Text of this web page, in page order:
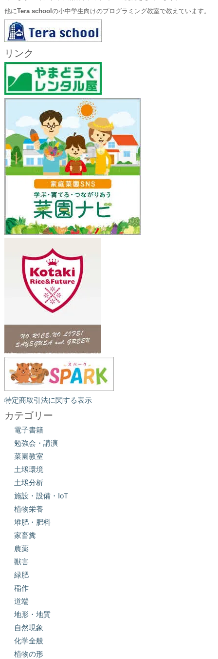
他にTera school の小中学生向けのプログラミング教室で教えています。
リンク
特定商取引法に関する表示
カテゴリー
電子書籍
勉強会・講演
菜園教室
土壌環境
土壌分析
施設・設備・IoT
植物栄養
堆肥・肥料
家畜糞
農薬
獣害
緑肥
稲作
道端
地形・地質
自然現象
化学全般
植物の形